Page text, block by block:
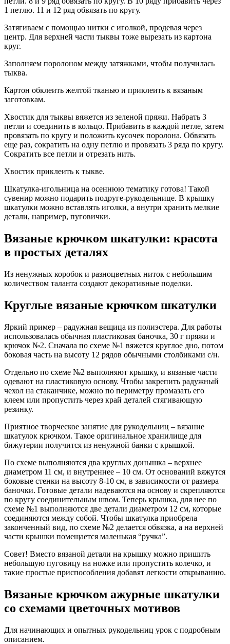
1 петлю. 11 и 12 ряд обвязать по кругу.
Затягиваем с помощью нитки с иголкой, продевая через
центр. Для верхней части тыквы тоже вырезать из картона
круг.
Заполняем поролоном между затяжками, чтобы получилась
тыква.
Картон обклеить желтой тканью и приклеить к вязаным
заготовкам.
Хвостик для тыквы вяжется из зеленой пряжи. Набрать 3
петли и соединить в кольцо. Прибавить в каждой петле, затем
провязать по кругу и положить кусочек поролона. Обвязать
еще раз, сократить на одну петлю и провязать 3 ряда по кругу.
Сократить все петли и отрезать нить.
Хвостик приклеить к тыкве.
Шкатулка-игольница на осеннюю тематику готова! Такой
сувенир можно подарить подруге-рукодельнице. В крышку
шкатулки можно вставлять иголки, а внутри хранить мелкие
детали, например, пуговички.
Вязаные крючком шкатулки: красота
в простых деталях
Из ненужных коробок и разноцветных ниток с небольшим
количеством таланта создают декоративные поделки.
Круглые вязаные крючком шкатулки
Яркий пример – радужная вещица из полиэстера. Для работы
использовалась обычная пластиковая баночка, 30 г пряжи и
крючок №2. Сначала по схеме №1 вяжется круглое дно, потом
боковая часть на высоту 12 рядов обычными столбиками с/н.
Отдельно по схеме №2 выполняют крышку, и вязаные части
одевают на пластиковую основу. Чтобы закрепить радужный
чехол на стаканчике, можно по периметру промазать его
клеем или пропустить через край деталей стягивающую
резинку.
Приятное творческое занятие для рукодельниц – вязание
шкатулок крючком. Такое оригинальное хранилище для
бижутерии получится из ненужной банки с крышкой.
По схеме выполняются два круглых донышка – верхнее
диаметром 11 см, и внутреннее – 10 см. От оснований вяжутся
боковые стенки на высоту 8-10 см, в зависимости от размера
баночки. Готовые детали надеваются на основу и скрепляются
по кругу соединительным швом. Теперь крышка, для нее по
схеме №1 выполняются две детали диаметром 12 см, которые
соединяются между собой. Чтобы шкатулка приобрела
законченный вид, по схеме №2 делается обвязка, а на верхней
части крышки помещается маленькая “ручка”.
Совет! Вместо вязаной детали на крышку можно пришить
небольшую пуговицу на ножке или пропустить колечко, и
такие простые приспособления добавят легкости открыванию.
Вязаные крючком ажурные шкатулки
со схемами цветочных мотивов
Для начинающих и опытных рукодельниц урок с подробным
описанием.